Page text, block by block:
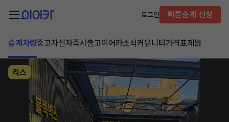
로그인 빠른승계 신청
승계차량중고차신차즉시출고이어카소식커뮤니티 가격표제원
리스